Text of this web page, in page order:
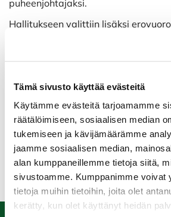
Tämä sivusto käyttää evästeitä
Käytämme evästeitä tarjoamamme
räätälöimiseen, sosiaalisen median
tukemiseen ja kävijämäärämme
jaamme sosiaalisen median,
alan kumppaneillemme tietoja siitä,
sivustoamme. Kumppanimme voivat
tietoja muihin tietoihin, joita olet
kerätty, kun olet käyttänyt heidän
puheenjohtajaksi.
Hallitukseen valittiin lisäksi
Onnea puheenjohtajalle sekä
valituille!
Suuri kiitos Harri Natuselle
eteen neljän vuoden ajalta!